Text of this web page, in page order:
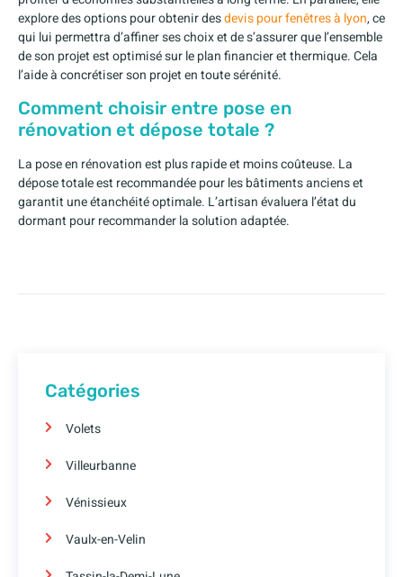
explore des options pour obtenir desdevis pour fenêtres à lyon, ce
qui lui permettra d’affiner ses choix et de s’assurer que l’ensemble
de son projet est optimisé sur le plan financier et thermique. Cela
l’aide à concrétiser son projet en toute sérénité.
Comment choisir entre pose en
rénovation et dépose totale ?
La pose en rénovation est plus rapide et moins coûteuse. La
dépose totale est recommandée pour les bâtiments anciens et
garantit une étanchéité optimale. L’artisan évaluera l’état du
dormant pour recommander la solution adaptée.
Catégories
Volets
Villeurbanne
Vénissieux
Vaulx-en-Velin